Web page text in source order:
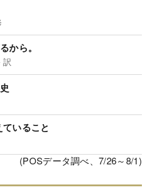
から。
いること
(POSデータ調べ、7/26～8/1)